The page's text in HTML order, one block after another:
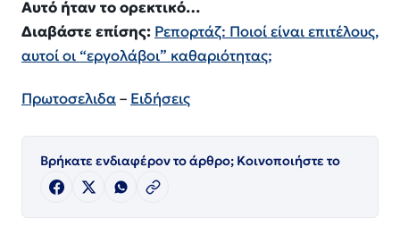
Αυτό ήταν το ορεκτικό…
Διαβάστε επίσης: Ρεπορτάζ: Ποιοί είναι επιτέλους,
αυτοί οι “εργολάβοι” καθαριότητας;
Πρωτοσελιδα– Ειδήσεις
Βρήκατε ενδιαφέρον το άρθρο; Κοινοποιήστε το